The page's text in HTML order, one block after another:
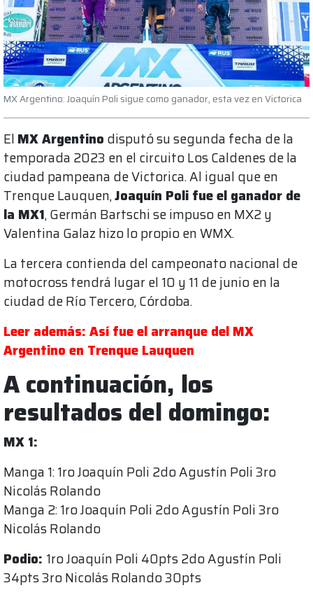
MX Argentino: Joaquín Poli sigue como ganador, esta vez en Victorica
El MX Argentino disputó su segunda fecha de la
temporada 2023 en el circuito Los Caldenes de la
ciudad pampeana de Victorica. Al igual que en
Trenque Lauquen,Joaquín Poli fue el ganador de
la MX1, Germán Bartschi se impuso en MX2 y
Valentina Galaz hizo lo propio en WMX.
La tercera contienda del campeonato nacional de
motocross tendrá lugar el 10 y 11 de junio en la
ciudad de Río Tercero, Córdoba.
Leer además: Así fue el arranque del MX
Argentino en Trenque Lauquen
A continuación, los
resultados del domingo:
MX 1:
Manga 1: 1ro Joaquín Poli 2do Agustín Poli 3ro
Nicolás Rolando
Manga 2: 1ro Joaquín Poli 2do Agustín Poli 3ro
Nicolás Rolando
Podio: 1ro Joaquín Poli 40pts 2do Agustín Poli
34pts 3ro Nicolás Rolando 30pts